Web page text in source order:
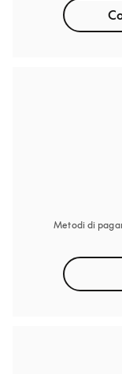
Metodi di